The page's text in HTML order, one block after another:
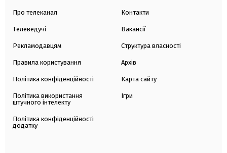
Про телеканал
Телеведучі
Рекламодавцям
Правила користування
Політика конфіденційності
Політика використання
штучного інтелекту
Політика конфіденційності
додатку
Контакти
Вакансії
Структура власності
Архів
Карта сайту
Ігри